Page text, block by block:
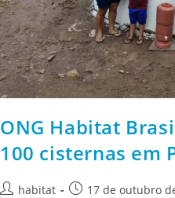
ONG Habitat
100 cisternas em
habitat
17 de outubro